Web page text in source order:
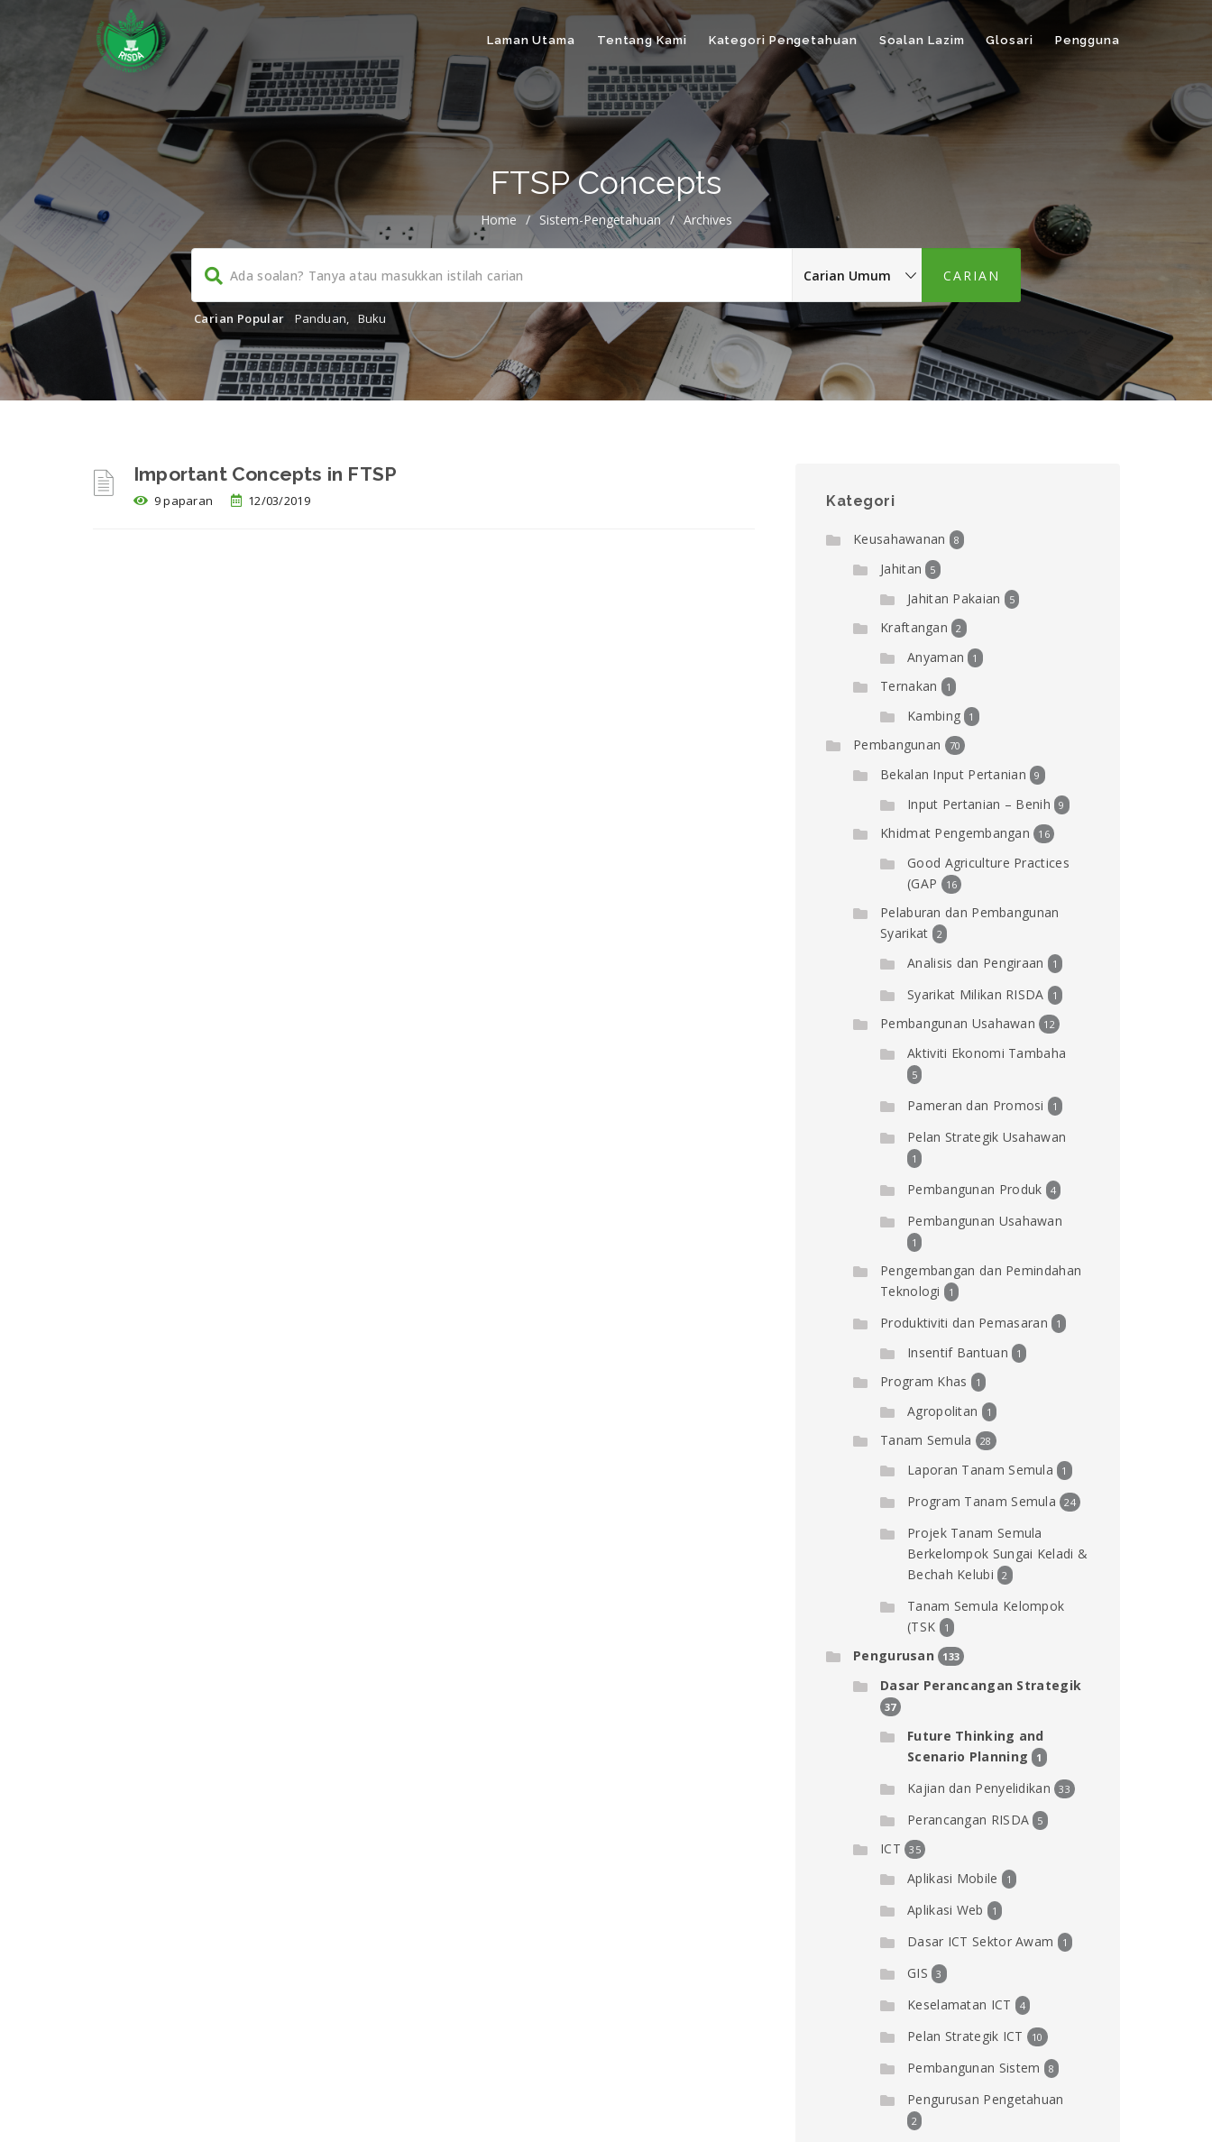
Laman Utama Tentang Kami Kategori Pengetahuan Soalan Lazim Glosari Pengguna
FTSP Concepts
Home / Sistem-Pengetahuan / Archives
Carian Popular Panduan, Buku
Important Concepts in FTSP
9 paparan 12/03/2019 Kategori
Keusahawanan 8
Jahitan 5
Jahitan Pakaian 5
Kraftangan 2
Anyaman 1
Ternakan 1
Kambing 1
Pembangunan 70
Bekalan Input Pertanian 9
Input Pertanian – Benih 9
Khidmat Pengembangan 16
Good Agriculture Practices
(GAP
16
Pelaburan dan Pembangunan
Syarikat
2
Analisis dan Pengiraan 1
Syarikat Milikan RISDA 1
Pembangunan Usahawan 12
Aktiviti Ekonomi Tambaha
5
Pameran dan Promosi 1
Pelan Strategik Usahawan
1
Pembangunan Produk 4
Pembangunan Usahawan
1
Pengembangan dan Pemindahan
Teknologi
1
Produktiviti dan Pemasaran 1
Insentif Bantuan 1
Program Khas 1
Agropolitan 1
Tanam Semula 28
Laporan Tanam Semula 1
Program Tanam Semula 24
Projek Tanam Semula
Berkelompok Sungai Keladi &
Bechah Kelubi
2
Tanam Semula Kelompok
(TSK
1
Pengurusan 133
Dasar Perancangan Strategik
37
Future Thinking and
Scenario Planning
1
Kajian dan Penyelidikan 33
Perancangan RISDA 5
ICT 35
Aplikasi Mobile 1
Aplikasi Web 1
Dasar ICT Sektor Awam 1
GIS 3
Keselamatan ICT 4
Pelan Strategik ICT 10
Pembangunan Sistem 8
Pengurusan Pengetahuan
2